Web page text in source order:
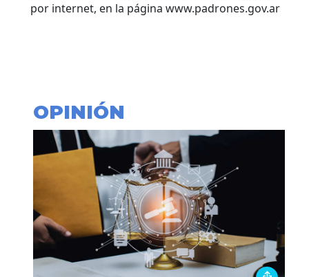
por internet, en la página www.padrones.gov.ar
OPINIÓN